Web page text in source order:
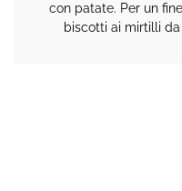
con patate. Per un
biscotti ai mirtilli